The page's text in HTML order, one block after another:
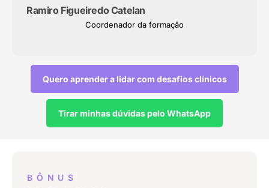
Ramiro Figueiredo Catelan
Coordenador da formação
Quero aprender a lidar com desafios clínicos
Tirar minhas dúvidas pelo WhatsApp
BÔNUS